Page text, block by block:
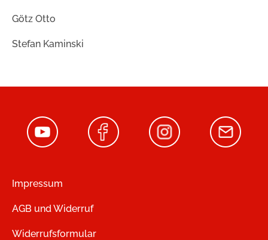
Götz Otto
Stefan Kaminski
Impressum
AGB und Widerruf
Widerrufsformular